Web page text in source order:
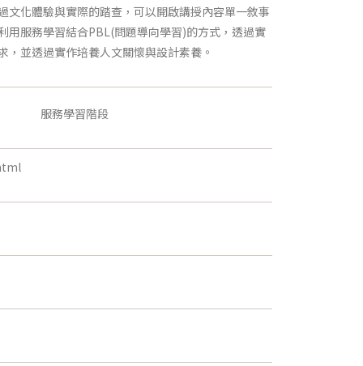
化體驗與實際的踏查，可以開啟講授內容單一敘事
用服務學習結合PBL(問題導向學習)的方式，透過實
並透過實作培養人文關懷與設計素養。
服務學習階段